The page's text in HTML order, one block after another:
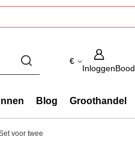
€
Inloggen
Blog Groothandel
voor twee